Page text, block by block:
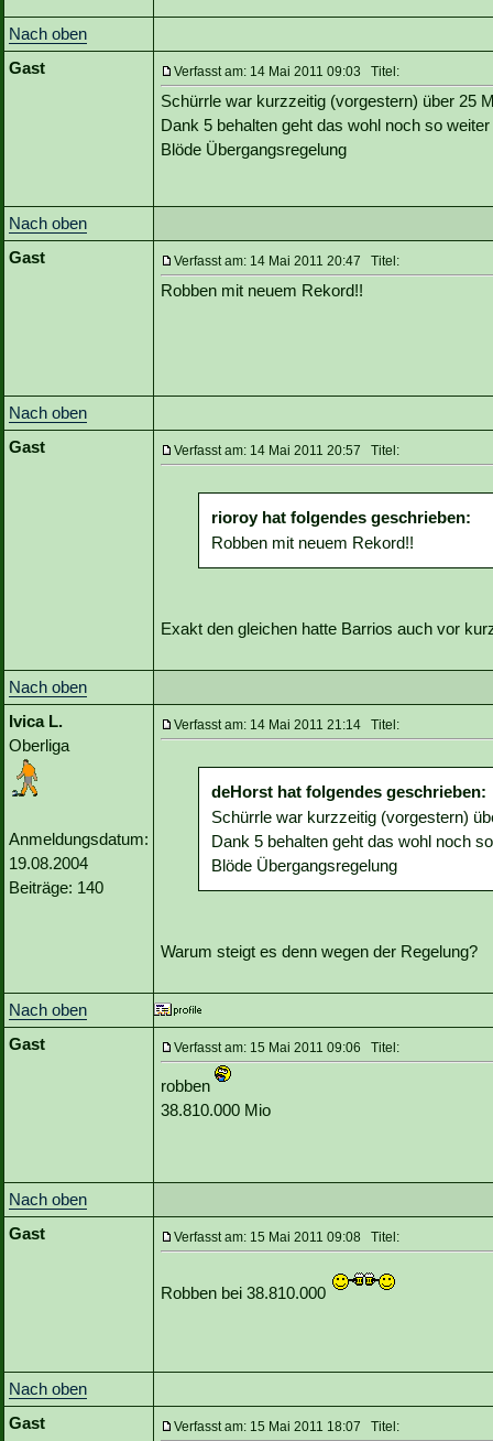
Nach oben
Gast
Verfasst am: 14 Mai 2011 09:03 Titel:
Schürrle war kurzzeitig (vorgestern) über 25
Dank 5 behalten geht das wohl noch so weiter
Blöde Übergangsregelung
Nach oben
Gast
Verfasst am: 14 Mai 2011 20:47 Titel:
Robben mit neuem Rekord!!
Nach oben
Gast
Verfasst am: 14 Mai 2011 20:57 Titel:
rioroy hat folgendes geschrieben:
Robben mit neuem Rekord!!
Exakt den gleichen hatte Barrios auch vor
Nach oben
Ivica L.
Oberliga
Anmeldungsdatum:
19.08.2004
Beiträge: 140
Verfasst am: 14 Mai 2011 21:14 Titel:
deHorst hat folgendes geschrieben:
Schürrle war kurzzeitig (vorgestern)
Dank 5 behalten geht das wohl noch
Blöde Übergangsregelung
Warum steigt es denn wegen der Regelung?
Nach oben
Gast
Verfasst am: 15 Mai 2011 09:06 Titel:
robben
38.810.000 Mio
Nach oben
Gast
Verfasst am: 15 Mai 2011 09:08 Titel:
Robben bei 38.810.000
Nach oben
Gast
Verfasst am: 15 Mai 2011 18:07 Titel: